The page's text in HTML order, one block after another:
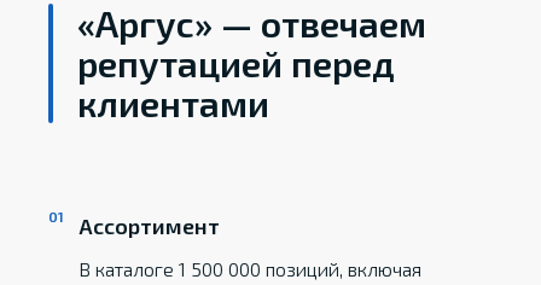
«Аргус» — отвечаем
репутацией перед
клиентами
Ассортимент
В каталоге 1 500 000 позиций, включая